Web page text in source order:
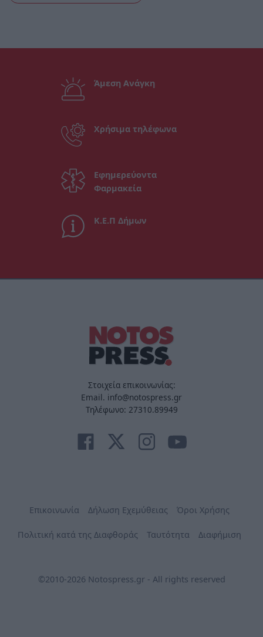
Άμεση Ανάγκη
Χρήσιμα τηλέφωνα
Εφημερεύοντα
Φαρμακεία
Κ.Ε.Π Δήμων
Στοιχεία επικοινωνίας:
Email. info@notospress.gr
Τηλέφωνο: 27310.89949
Επικοινωνία Δήλωση Εχεμύθειας Όροι Χρήσης
Πολιτική κατά της Διαφθοράς Ταυτότητα Διαφήμιση
©2010-2026 Notospress.gr - All rights reserved